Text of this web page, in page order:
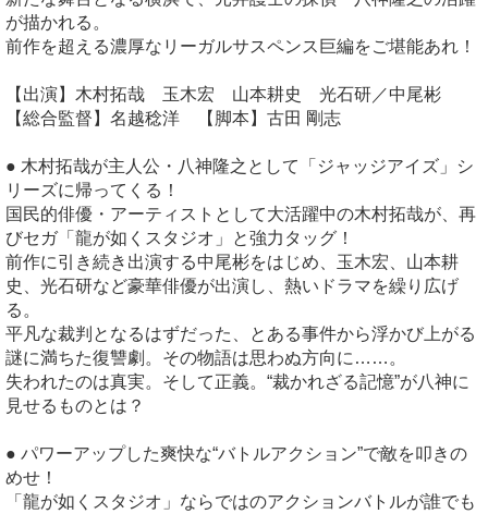
が描かれる。
前作を超える濃厚なリーガルサスペンス巨編をご堪能あれ！
【出演】木村拓哉 玉木宏 山本耕史 光石研／中尾彬
【総合監督】名越稔洋 【脚本】古田 剛志
● 木村拓哉が主人公・八神隆之として「ジャッジアイズ」シ
リーズに帰ってくる！
国民的俳優・アーティストとして大活躍中の木村拓哉が、再
びセガ「龍が如くスタジオ」と強力タッグ！
前作に引き続き出演する中尾彬をはじめ、玉木宏、山本耕
史、光石研など豪華俳優が出演し、熱いドラマを繰り広げ
る。
平凡な裁判となるはずだった、とある事件から浮かび上がる
謎に満ちた復讐劇。その物語は思わぬ方向に……。
失われたのは真実。そして正義。“裁かれざる記憶”が八神に
見せるものとは？
● パワーアップした爽快な“バトルアクション”で敵を叩きの
めせ！
「龍が如くスタジオ」ならではのアクションバトルが誰でも